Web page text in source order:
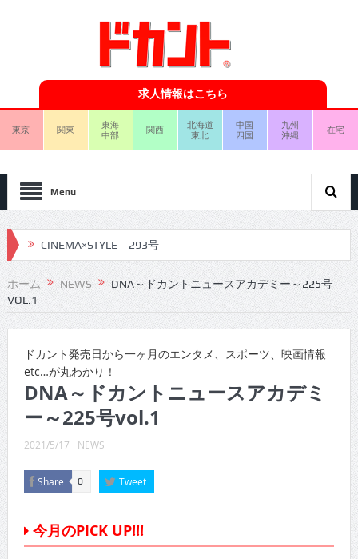
求人情報はこちら
東京 関東
東海
中部
関西
北海道
東北
中国
四国
九州
沖縄
在宅
Menu
CINEMA×STYLE 293号
CINEMA×STYLE 292号
CINEMA×STYLE 291号
CINEMA×STYLE 289号
CINEMA×STYLE 288号
CINEMA×STYLE 287号
CINEMA×STYLE 285号
ホーム NEWS
DNA～ドカントニュースアカデミー～225号
VOL.1
ドカント発売日から一ヶ月のエンタメ、スポーツ、映画情報
etc…が丸わかり！
DNA～ドカントニュースアカデミ
ー～225号vol.1
2021/5/17 NEWS
Share 0 Tweet
今月のPICK UP!!!